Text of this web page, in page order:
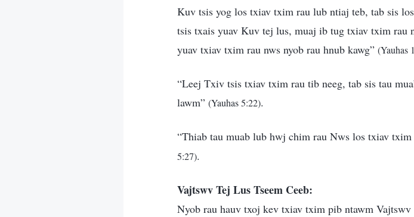
Kuv tsis yog los txiav txim rau lub ntiaj teb, tab sis
tsis txais yuav Kuv tej lus, muaj ib tug txiav txim rau
yuav txiav txim rau nws nyob rau hnub kawg” (Yauhas
“Leej Txiv tsis txiav txim rau tib neeg, tab sis tau
lawm” (Yauhas 5:22).
“Thiab tau muab lub hwj chim rau Nws los txiav
5:27).
Vajtswv Tej Lus Tseem Ceeb:
Nyob rau hauv txoj kev txiav txim pib ntawm